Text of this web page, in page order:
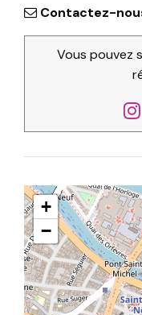
Contactez-
Vous pouvez
+
−